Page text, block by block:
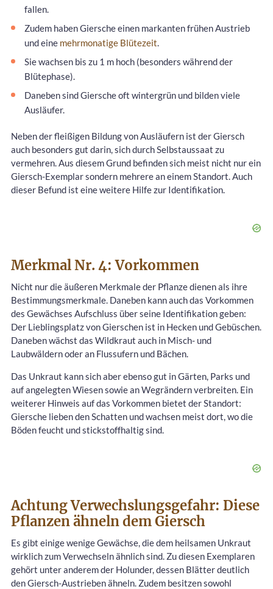
fallen.
Zudem haben Giersche einen markanten frühen Austrieb
und eine mehrmonatige Blütezeit.
Sie wachsen bis zu 1 m hoch (besonders während der
Blütephase).
Daneben sind Giersche oft wintergrün und bilden viele
Ausläufer.
Neben der fleißigen Bildung von Ausläufern ist der Giersch
auch besonders gut darin, sich durch Selbstaussaat zu
vermehren. Aus diesem Grund befinden sich meist nicht nur ein
Giersch-Exemplar sondern mehrere an einem Standort. Auch
dieser Befund ist eine weitere Hilfe zur Identifikation.
Merkmal Nr. 4: Vorkommen
Nicht nur die äußeren Merkmale der Pflanze dienen als ihre
Bestimmungsmerkmale. Daneben kann auch das Vorkommen
des Gewächses Aufschluss über seine Identifikation geben:
Der Lieblingsplatz von Gierschen ist in Hecken und Gebüschen.
Daneben wächst das Wildkraut auch in Misch- und
Laubwäldern oder an Flussufern und Bächen.
Das Unkraut kann sich aber ebenso gut in Gärten, Parks und
auf angelegten Wiesen sowie an Wegrändern verbreiten. Ein
weiterer Hinweis auf das Vorkommen bietet der Standort:
Giersche lieben den Schatten und wachsen meist dort, wo die
Böden feucht und stickstoffhaltig sind.
Achtung Verwechslungsgefahr: Diese
Pflanzen ähneln dem Giersch
Es gibt einige wenige Gewächse, die dem heilsamen Unkraut
wirklich zum Verwechseln ähnlich sind. Zu diesen Exemplaren
gehört unter anderem der Holunder, dessen Blätter deutlich
den Giersch-Austrieben ähneln. Zudem besitzen sowohl